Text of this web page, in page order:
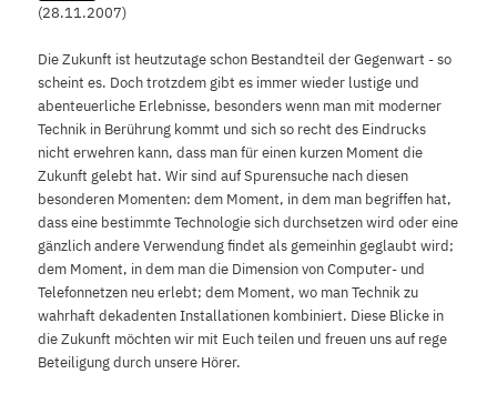
(28.11.2007)
Die Zukunft ist heutzutage schon Bestandteil der Gegenwart - so
scheint es. Doch trotzdem gibt es immer wieder lustige und
abenteuerliche Erlebnisse, besonders wenn man mit moderner
Technik in Berührung kommt und sich so recht des Eindrucks
nicht erwehren kann, dass man für einen kurzen Moment die
Zukunft gelebt hat. Wir sind auf Spurensuche nach diesen
besonderen Momenten: dem Moment, in dem man begriffen hat,
dass eine bestimmte Technologie sich durchsetzen wird oder eine
gänzlich andere Verwendung findet als gemeinhin geglaubt wird;
dem Moment, in dem man die Dimension von Computer- und
Telefonnetzen neu erlebt; dem Moment, wo man Technik zu
wahrhaft dekadenten Installationen kombiniert. Diese Blicke in
die Zukunft möchten wir mit Euch teilen und freuen uns auf rege
Beteiligung durch unsere Hörer.